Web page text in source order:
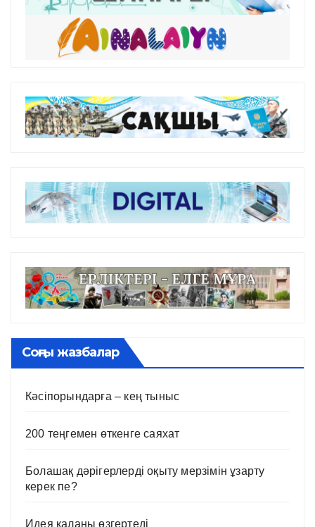
Соңғы жазбалар
Кәсіпорындарға – кең тыныс
200 теңгемен өткенге саяхат
Болашақ дәрігерлерді оқыту мерзімін ұзарту
керек пе?
Идея қаланы өзгертеді